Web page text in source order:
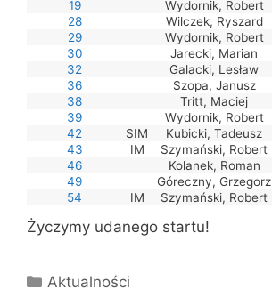
19
Wydornik, Robert
28
Wilczek, Ryszard
29
Wydornik, Robert
30
Jarecki, Marian
32
Galacki, Lesław
36
Szopa, Janusz
38
Tritt, Maciej
39
Wydornik, Robert
42
SIM Kubicki, Tadeusz
43
IM Szymański, Robert
46
Kolanek, Roman
49
Góreczny, Grzegorz
54
IM Szymański, Robert
Życzymy udanego startu!
Kategorie
Aktualności